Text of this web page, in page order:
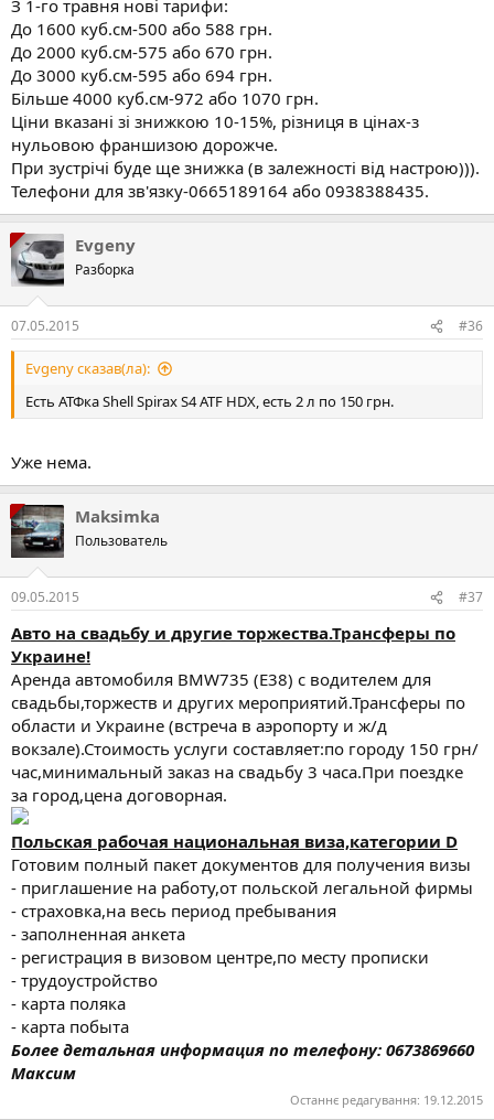
З 1-го травня нові тарифи:
До 1600 куб.см-500 або 588 грн.
До 2000 куб.см-575 або 670 грн.
До 3000 куб.см-595 або 694 грн.
Більше 4000 куб.см-972 або 1070 грн.
Ціни вказані зі знижкою 10-15%, різниця в цінах-з
нульовою франшизою дорожче.
При зустрічі буде ще знижка (в залежності від настрою))).
Телефони для зв'язку-0665189164 або 0938388435.
Evgeny
Разборка
07.05.2015 #36
Evgeny сказав(ла):
Есть АТФка Shell Spirax S4 ATF HDX, есть 2 л по 150 грн.
Уже нема.
Maksimka
Пользователь
09.05.2015 #37
Авто на свадьбу и другие торжества.Трансферы по
Украине!
Аренда автомобиля BMW735 (E38) с водителем для
свадьбы,торжеств и других мероприятий.Трансферы по
области и Украине (встреча в аэропорту и ж/д
вокзале).Стоимость услуги составляет:по городу 150 грн/
час,минимальный заказ на свадьбу 3 часа.При поездке
за город,цена договорная.
Польская рабочая национальная виза,категории D
Готовим полный пакет документов для получения визы
- приглашение на работу,от польской легальной фирмы
- страховка,на весь период пребывания
- заполненная анкета
- регистрация в визовом центре,по месту прописки
- трудоустройство
- карта поляка
- карта побыта
Более детальная информация по телефону: 0673869660
Максим
Останнє редагування: 19.12.2015